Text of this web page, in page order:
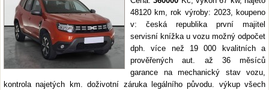
48120 km, rok výroby: 2023, koupeno
v: česká republika první majitel
servisní knížka u vozu možný odpočet
dph. více než 19 000 kvalitních a
prověřených aut. až 36 měsíců
garance na mechanický stav vozu,
kontrola najetých km. doživotní záruka legálního původu. výkup všech